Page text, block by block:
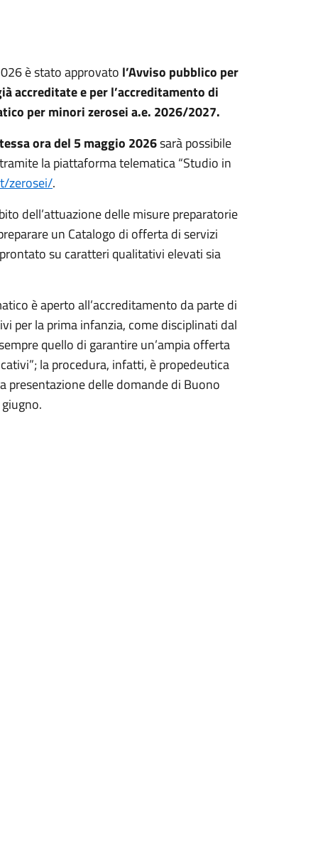
è stato approvato l’Avviso pubblico per
accreditate e per l’accreditamento di
per minori zerosei a.e. 2026/2027.
ora del 5 maggio 2026sarà possibile
la piattaforma telematica “Studio in
zerosei/.
dell’attuazione delle misure preparatorie
un Catalogo di offerta di servizi
su caratteri qualitativi elevati sia
è aperto all’accreditamento da parte di
per la prima infanzia, come disciplinati dal
quello di garantire un’ampia offerta
la procedura, infatti, è propedeutica
presentazione delle domande di Buono